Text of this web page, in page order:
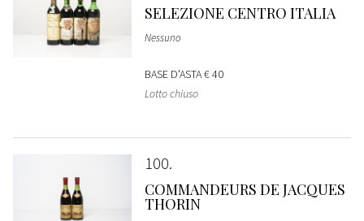
SELEZIONE CENTRO ITALIA
Nessuno
BASE D'ASTA€ 40
Lotto chiuso
100
COMMANDEURS DE JACQUES
THORIN